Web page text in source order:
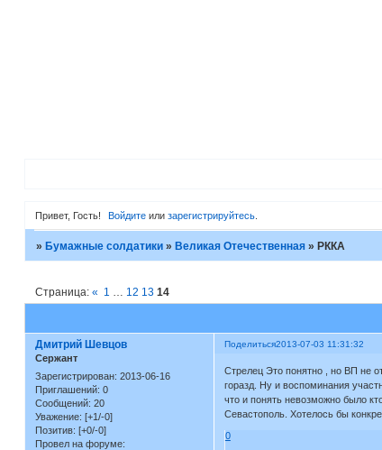
Привет, Гость! Войдите илизарегистрируйтесь
» Бумажные солдатики » Великая Отечественная » РККА
Страница: « 1 … 12 13 14
Поделиться2013-07-03 11:31:32
Дмитрий Шевцов
Сержант
Зарегистрирован: 2013-06-16
Приглашений: 0
Сообщений: 20
Уважение: [+1/-0]
Позитив: [+0/-0]
Провел на форуме:
Стрелец Это понятно , но ВП не
горазд. Ну и воспоминания
что и понять невозможно было
Севастополь. Хотелось бы
0